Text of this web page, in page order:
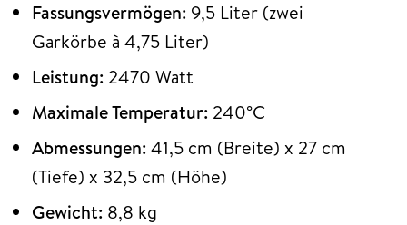
Fassungsvermögen: 9,5 Liter (zwei
Garkörbe à 4,75 Liter)
Leistung: 2470 Watt
Maximale Temperatur: 240°C
Abmessungen: 41,5 cm (Breite) x 27 cm
(Tiefe) x 32,5 cm (Höhe)
Gewicht: 8,8 kg